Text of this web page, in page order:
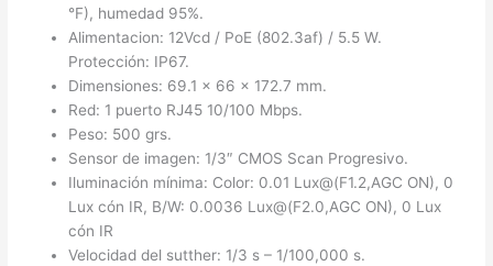
°F), humedad 95%.
Alimentacion: 12Vcd / PoE (802.3af) / 5.5 W.
Protección: IP67.
Dimensiones: 69.1 x 66 x 172.7 mm.
Red: 1 puerto RJ45 10/100 Mbps.
Peso: 500 grs.
Sensor de imagen: 1/3″ CMOS Scan Progresivo.
Iluminación mínima: Color: 0.01 Lux@(F1.2,AGC ON), 0
Lux cón IR, B/W: 0.0036 Lux@(F2.0,AGC ON), 0 Lux
cón IR
Velocidad del sutther: 1/3 s – 1/100,000 s.